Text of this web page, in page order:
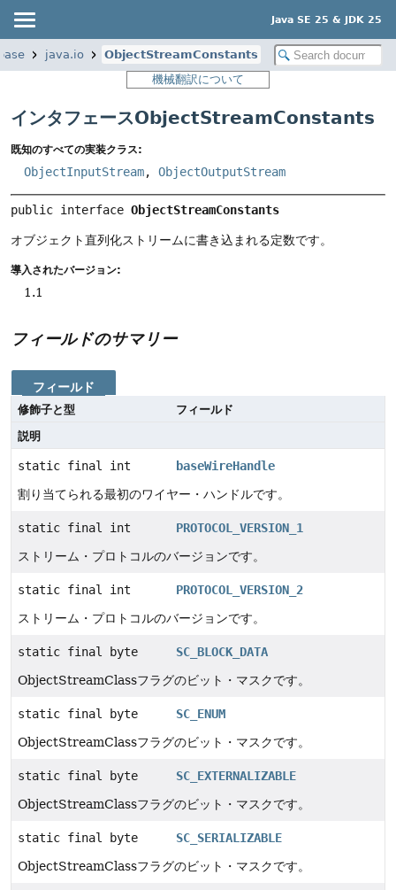
Java SE 25 & JDK 25
java.io
ObjectStreamConstants
機械翻訳について
インタフェースObjectStreamConstants
既知のすべての実装クラス:
ObjectInputStream, ObjectOutputStream
public interface ObjectStreamConstants
オブジェクト直列化ストリームに書き込まれる定数です。
導入されたバージョン:
1.1
フィールドのサマリー
フィールド
修飾子と型
フィールド
説明
static final int
baseWireHandle
割り当てられる最初のワイヤー・ハンドルです。
static final int
PROTOCOL_VERSION_1
ストリーム・プロトコルのバージョンです。
static final int
PROTOCOL_VERSION_2
ストリーム・プロトコルのバージョンです。
static final byte
SC_BLOCK_DATA
ObjectStreamClassフラグのビット・マスクです。
static final byte
SC_ENUM
ObjectStreamClassフラグのビット・マスクです。
static final byte
SC_EXTERNALIZABLE
ObjectStreamClassフラグのビット・マスクです。
static final byte
SC_SERIALIZABLE
ObjectStreamClassフラグのビット・マスクです。